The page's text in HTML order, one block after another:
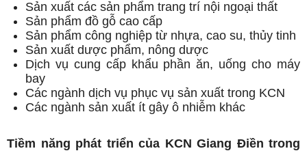
Sản xuất các sản phẩm trang trí nội ngoại thất
Sản phẩm đồ gỗ cao cấp
Sản phẩm công nghiệp từ nhựa, cao su, thủy tinh
Sản xuất dược phẩm, nông dược
Dịch vụ cung cấp khẩu phần ăn, uống cho máy
bay
Các ngành dịch vụ phục vụ sản xuất trong KCN
Các ngành sản xuất ít gây ô nhiễm khác
Tiềm năng phát triển của KCN Giang Điền trong